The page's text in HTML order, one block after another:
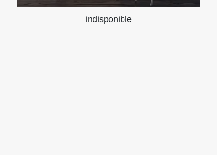
indisponible